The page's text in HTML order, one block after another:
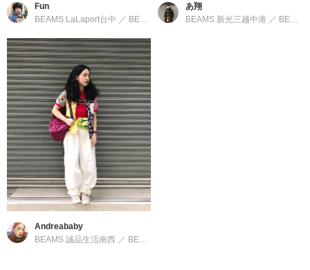
Fun
BEAMS LaLaport台中 ／ BEAMS
あ翔
BEAMS 新光三越中港 ／ BEAMS
Andreababy
BEAMS 誠品生活南西 ／ BEAMS BOY